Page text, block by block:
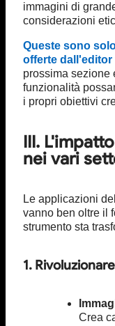
immagini di
considerazioni
Queste sono
offerte dall'editor
prossima sezione
funzionalità
i propri obiettivi
III.
nei vari
Le applicazioni
vanno ben oltre il
strumento sta
1.
Crea